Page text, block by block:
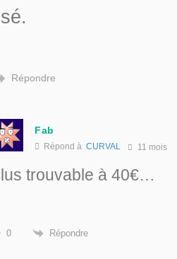
Répondre
Fab
Répond à CURVAL 11 mois
trouvable à 40€…
0 Répondre